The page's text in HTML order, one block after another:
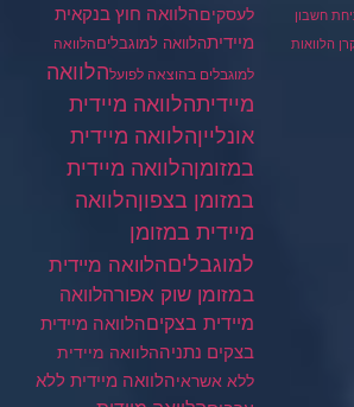
חשבון
הלוואות
לעסקיםהלוואה חוץ בנקאית
מיידיתהלוואה למוגבליםהלוואה
למוגבלים בהוצאה לפועלהלוואה
מיידיתהלוואה מיידית
אונלייןהלוואה מיידית
במזומןהלוואה מיידית
במזומן בצפוןהלוואה
מיידית במזומן
למוגבליםהלוואה מיידית
במזומן שוק אפורהלוואה
מיידית בצקיםהלוואה מיידית
בצקים נתניההלוואה מיידית
ללא אשראיהלוואה מיידית ללא